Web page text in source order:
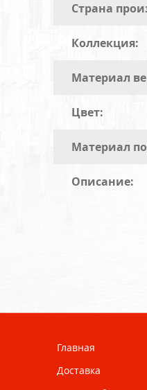
Страна
Коллекция:
Материал
Цвет:
Материал
Описание:
Главная
Доставка